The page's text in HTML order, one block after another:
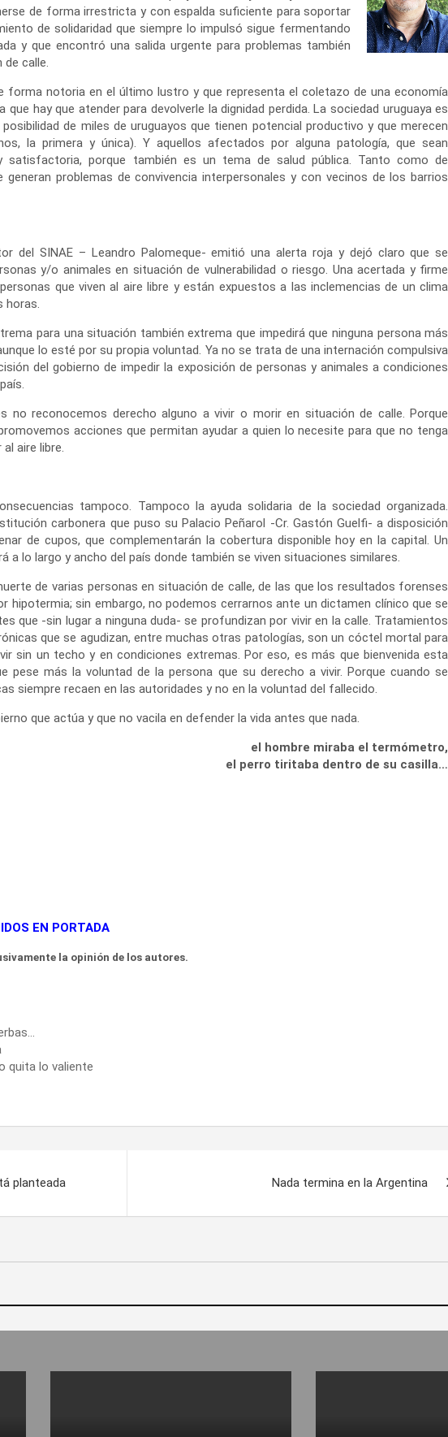
de forma irrestricta y con espalda suficiente para soportar
de solidaridad que siempre lo impulsó sigue fermentando
y que encontró una salida urgente para problemas también
calle.
forma notoria en el último lustro y que representa el coletazo de una economía
hay que atender para devolverle la dignidad perdida. La sociedad uruguaya es
de miles de uruguayos que tienen potencial productivo y que merecen
la primera y única). Y aquellos afectados por alguna patología, que sean
satisfactoria, porque también es un tema de salud pública. Tanto como de
problemas de convivencia interpersonales y con vecinos de los barrios
del SINAE – Leandro Palomeque- emitió una alerta roja y dejó claro que se
y/o animales en situación de vulnerabilidad o riesgo. Una acertada y firme
que viven al aire libre y están expuestos a las inclemencias de un clima
para una situación también extrema que impedirá que ninguna persona más
lo esté por su propia voluntad. Ya no se trata de una internación compulsiva
del gobierno de impedir la exposición de personas y animales a condiciones
no reconocemos derecho alguno a vivir o morir en situación de calle. Porque
acciones que permitan ayudar a quien lo necesite para que no tenga
aire libre.
tampoco. Tampoco la ayuda solidaria de la sociedad organizada.
carbonera que puso su Palacio Peñarol -Cr. Gastón Guelfi- a disposición
de cupos, que complementarán la cobertura disponible hoy en la capital. Un
a lo largo y ancho del país donde también se viven situaciones similares.
de varias personas en situación de calle, de las que los resultados forenses
hipotermia; sin embargo, no podemos cerrarnos ante un dictamen clínico que se
que -sin lugar a ninguna duda- se profundizan por vivir en la calle. Tratamientos
que se agudizan, entre muchas otras patologías, son un cóctel mortal para
sin un techo y en condiciones extremas. Por eso, es más que bienvenida esta
pese más la voluntad de la persona que su derecho a vivir. Porque cuando se
siempre recaen en las autoridades y no en la voluntad del fallecido.
que actúa y que no vacila en defender la vida antes que nada.
el hombre miraba el termómetro,
el perro tiritaba dentro de su casilla…
EN PORTADA
la opinión de los autores.
quita lo valiente
planteada Nada termina en la Argentina